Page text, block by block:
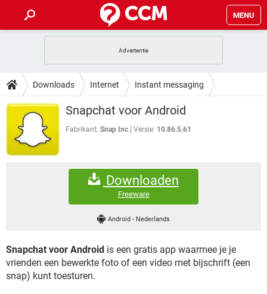
MENU
INSTAGRAM WINDOWS 10
NETFLIX CORONAVIRUS
GRATIS SNAPCHAT
TIKTOK
HOW-TO
VIDEOBELLEN
INSTAGRAM
NETFLIX
DOWNLOADS
VIDEOBELLEN GAMES
INSTAGRAM
CORONAVIRUS
SNAPCHAT
FORUM
WINDOWS 10
CORONAVIRUS
SNAPCHAT
GAMES
GRATIS SNAPCHAT
TIKTOK
Downloads Internet Instant messaging
Snapchat voor Android
Fabrikant: Snap Inc Versie: 10.86.5.61
Downloaden
Freeware
Android - Nederlands
Snapchat voor Android is een gratis app waarmee je je
vrienden een bewerkte foto of een video met bijschrift (een
snap) kunt toesturen.